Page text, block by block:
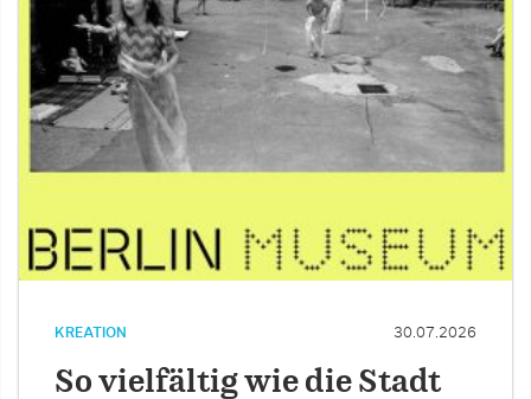
KREATION 30.07.2026
So vielfältig wie die Stadt